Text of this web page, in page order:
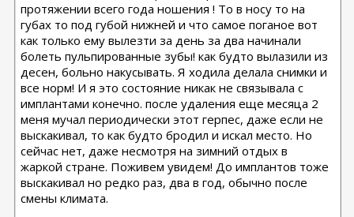
протяжении всего года ношения ! То в носу то на
губах то под губой нижней и что самое поганое вот
как только ему вылезти за день за два начинали
болеть пульпированные зубы! как будто вылазили из
десен, больно накусывать. Я ходила делала снимки и
все норм! И я это состояние никак не связывала с
имплантами конечно. после удаления еще месяца 2
меня мучал периодически этот герпес, даже если не
выскакивал, то как будто бродил и искал место. Но
сейчас нет, даже несмотря на зимний отдых в
жаркой стране. Поживем увидем! До имплантов тоже
выскакивал но редко раз, два в год, обычно после
смены климата.